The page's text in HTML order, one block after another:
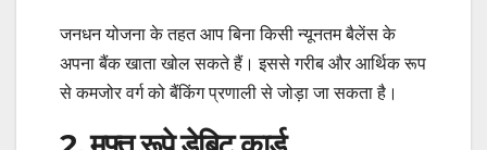
जनधन योजना के तहत आप बिना किसी न्यूनतम बैलेंस के
अपना बैंक खाता खोल सकते हैं। इससे गरीब और आर्थिक रूप
से कमजोर वर्ग को बैंकिंग प्रणाली से जोड़ा जा सकता है।